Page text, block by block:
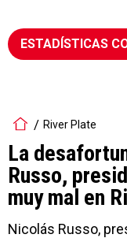
ESTADÍSTICAS
River Plate
La
Russo,
muy mal en
Nicolás Russo,